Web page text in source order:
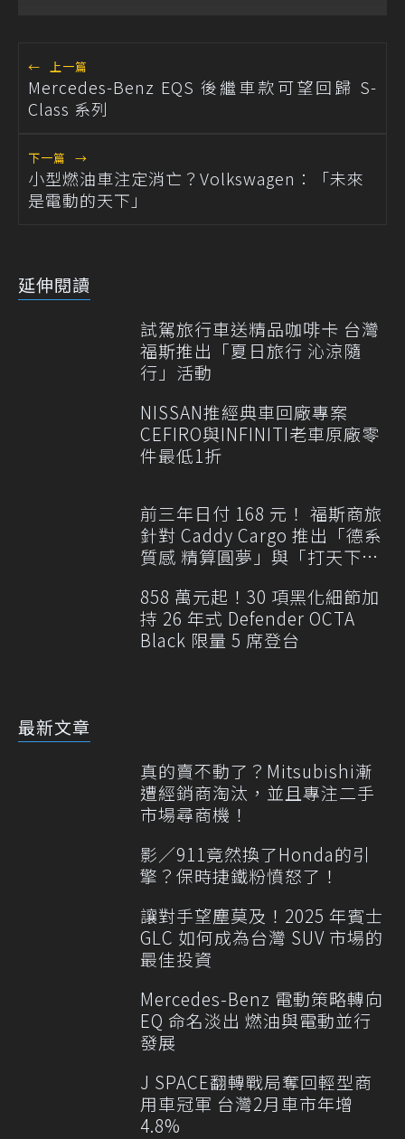
← 上一篇
Mercedes-Benz EQS 後繼車款可望回歸 S-
Class 系列
下一篇 →
小型燃油車注定消亡？Volkswagen：「未來
是電動的天下」
延伸閱讀
試駕旅行車送精品咖啡卡 台灣
福斯推出「夏日旅行 沁涼隨
行」活動
NISSAN推經典車回廠專案
CEFIRO與INFINITI老車原廠零
件最低1折
前三年日付 168 元！ 福斯商旅
針對 Caddy Cargo 推出「德系
質感 精算圓夢」與「打天下」
858 萬元起！30 項黑化細節加
持 26 年式 Defender OCTA
Black 限量 5 席登台
最新文章
真的賣不動了？Mitsubishi漸
遭經銷商淘汰，並且專注二手
市場尋商機！
影／911竟然換了Honda的引
擎？保時捷鐵粉憤怒了！
讓對手望塵莫及！2025 年賓士
GLC 如何成為台灣 SUV 市場的
最佳投資
Mercedes-Benz 電動策略轉向
EQ 命名淡出 燃油與電動並行
發展
J SPACE翻轉戰局奪回輕型商
用車冠軍 台灣2月車市年增
4.8%